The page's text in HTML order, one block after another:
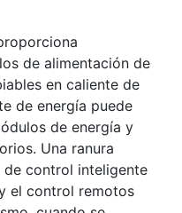
de alimentación de
en caliente de
de energía puede
de energía y
Una ranura
control inteligente
el control remotos